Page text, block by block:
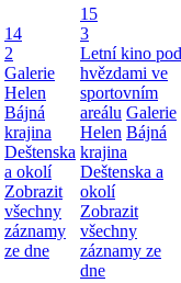
14
2
Galerie
Helen
Bájná
krajina
Deštenska
a okolí
Zobrazit
všechny
záznamy
ze dne
15
3
Letní kino pod
hvězdami ve
sportovním
areálu Galerie
Helen Bájná
krajina
Deštenska a
okolí
Zobrazit
všechny
záznamy ze
dne